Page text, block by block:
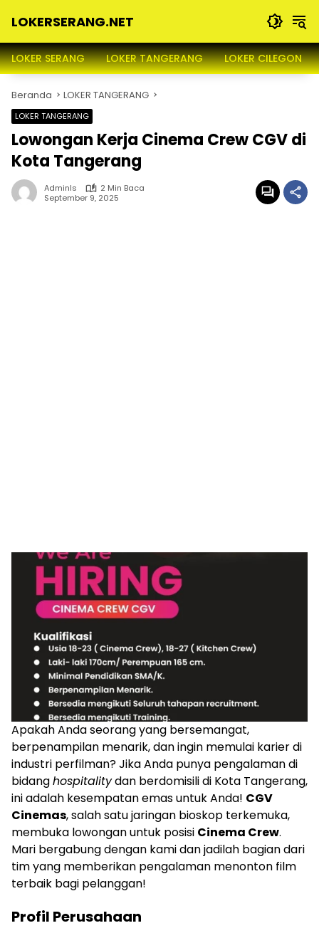
LOKERSERANG.NET
Lowongan
Kerja
dan
Sekitarnya
LOKER SERANG LOKER TANGERANG LOKER CILEGON
Beranda LOKER TANGERANG
LOKER TANGERANG
Lowongan Kerja Cinema Crew CGV di
Kota Tangerang
Adminls
2 Min Baca
September 9, 2025
Apakah Anda seorang yang bersemangat,
berpenampilan menarik, dan ingin memulai karier di
industri perfilman? Jika Anda punya pengalaman di
bidanghospitalitydan berdomisili di Kota Tangerang,
ini adalah kesempatan emas untuk Anda! CGV
Cinemas, salah satu jaringan bioskop terkemuka,
membuka lowongan untuk posisi Cinema Crew.
Mari bergabung dengan kami dan jadilah bagian dari
tim yang memberikan pengalaman menonton film
terbaik bagi pelanggan!
Profil Perusahaan